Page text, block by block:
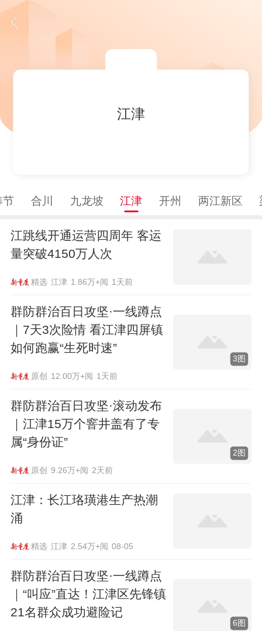
江津
节 合川 九龙坡 江津 开州 两江新区
江跳线开通运营四周年 客运
量突破4150万人次
精选 江津 1.86万+阅 1天前
群防群治百日攻坚·一线蹲点
｜7天3次险情 看江津四屏镇
如何跑赢“生死时速”
原创 12.00万+阅 1天前
3图
群防群治百日攻坚·滚动发布
｜江津15万个窨井盖有了专
属“身份证”
原创 9.26万+阅 2天前
2图
江津：长江珞璜港生产热潮
涌
精选 江津 2.54万+阅 08-05
群防群治百日攻坚·一线蹲点
｜“叫应”直达！江津区先锋镇
21名群众成功避险记
6图